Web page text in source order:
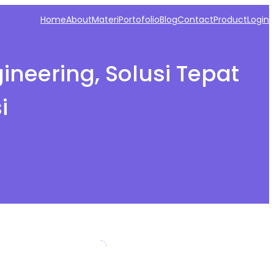
HomeAboutMateriPortofolioBlogContactProductLogin
Solusi Tepat